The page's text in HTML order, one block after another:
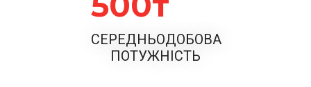
СЕРЕДНЬОДОБОВА
ПОТУЖНІСТЬ